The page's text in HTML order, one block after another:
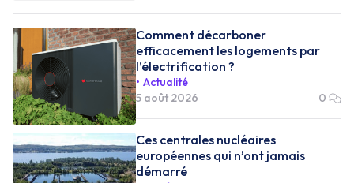
Comment décarboner
efficacement les logements par
l’électrification ?
Actualité
5 août 2026
0
Ces centrales nucléaires
européennes qui n’ont jamais
démarré